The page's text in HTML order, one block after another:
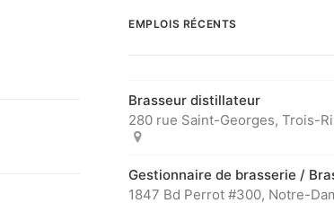
EMPLOIS RÉCENTS
Brasseur distillateur
280 rue Saint-Georges, Trois-
Gestionnaire de brasserie /
1847 Bd Perrot #300, Notre-